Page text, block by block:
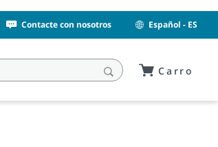
Contacte con nosotros Español - ES
Carro